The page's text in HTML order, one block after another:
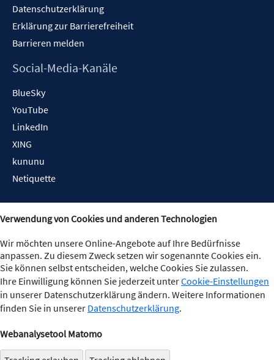
Datenschutzerklärung
Erklärung zur Barrierefreiheit
Barrieren melden
Social-Media-Kanäle
BlueSky
YouTube
LinkedIn
XING
kununu
Netiquette
Verwendung von Cookies und anderen Technologien
Wir möchten unsere Online-Angebote auf Ihre Bedürfnisse
anpassen. Zu diesem Zweck setzen wir sogenannte Cookies ein.
Sie können selbst entscheiden, welche Cookies Sie zulassen.
Ihre Einwilligung können Sie jederzeit unterCookie-Einstellungen
in unserer Datenschutzerklärung ändern. Weitere Informationen
finden Sie in unserer Datenschutzerklärung.
Webanalysetool Matomo